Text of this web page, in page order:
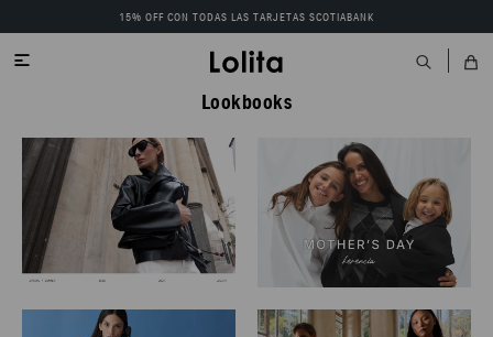
15% OFF CON TODAS LAS TARJETAS SCOTIABANK

Lookbooks